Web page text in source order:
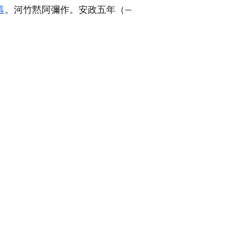
。河竹黙阿彌作。安政五年（一